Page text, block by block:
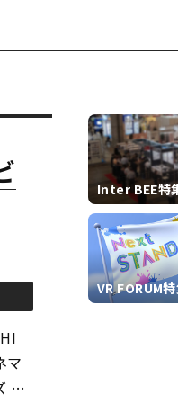
マ
Inter BEE特
VR FORUM